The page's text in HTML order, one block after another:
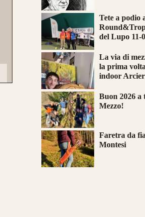
Tete a podio
del Lupo 11-
La via di
la prima
indoor
Buon 2026
Mezzo!
Faretra da
Montesi